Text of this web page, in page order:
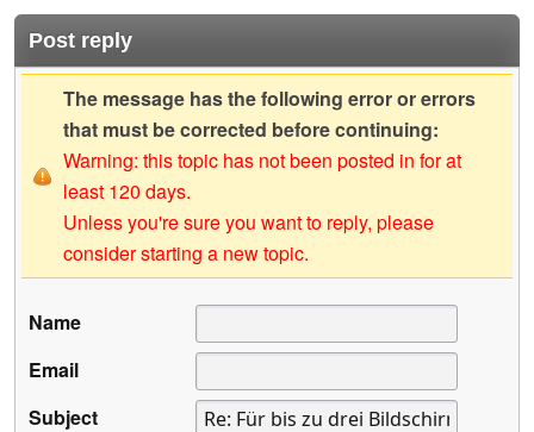
Post reply
The message has the following error or errors
that must be corrected before continuing:
Warning: this topic has not been posted in for at
least 120 days.
Unless you're sure you want to reply, please
consider starting a new topic.
Name
Email
Subject